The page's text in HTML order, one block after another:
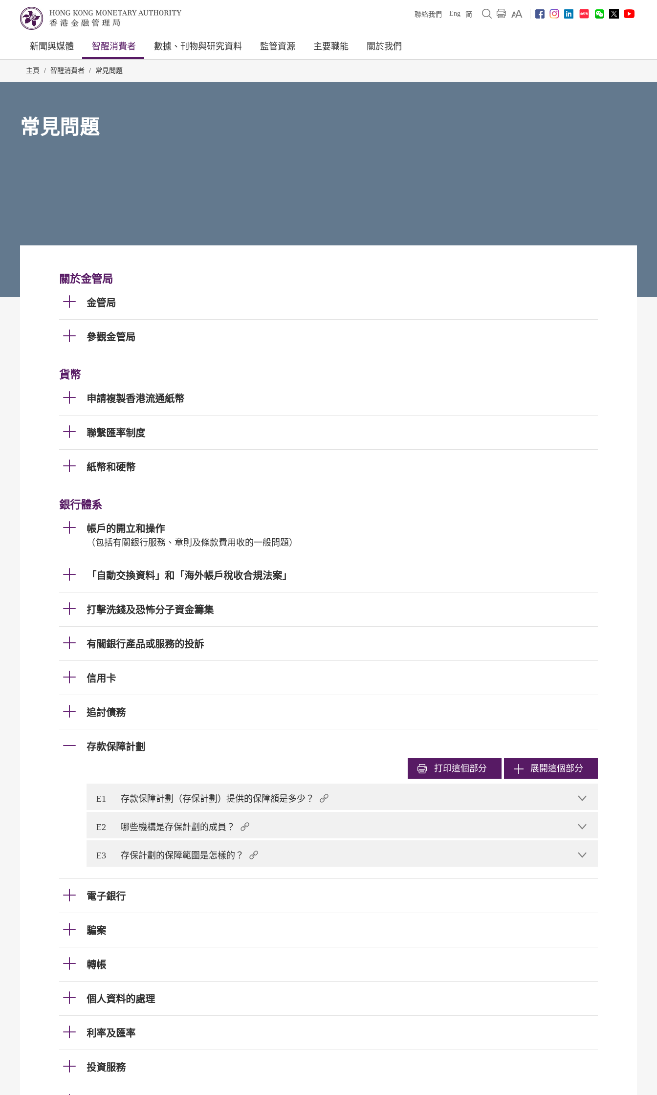
聯絡我們 Eng 简
新聞與媒體 智醒消費者 數據、刊物與研究資料 監管資源 主要職能 關於我們
主頁 / 智醒消費者 / 常見問題
常見問題
關於金管局
金管局
參觀金管局
貨幣
申請複製香港流通紙幣
聯繫匯率制度
紙幣和硬幣
銀行體系
帳戶的開立和操作
（包括有關銀行服務、章則及條款費用收的一般問題）
「自動交換資料」和「海外帳戶稅收合規法案」
打擊洗錢及恐怖分子資金籌集
有關銀行產品或服務的投訴
信用卡
追討債務
存款保障計劃
打印這個部分 展開這個部分
E1 存款保障計劃（存保計劃）提供的保障額是多少？
E2 哪些機構是存保計劃的成員？
E3 存保計劃的保障範圍是怎樣的？
電子銀行
騙案
轉帳
個人資料的處理
利率及匯率
投資服務